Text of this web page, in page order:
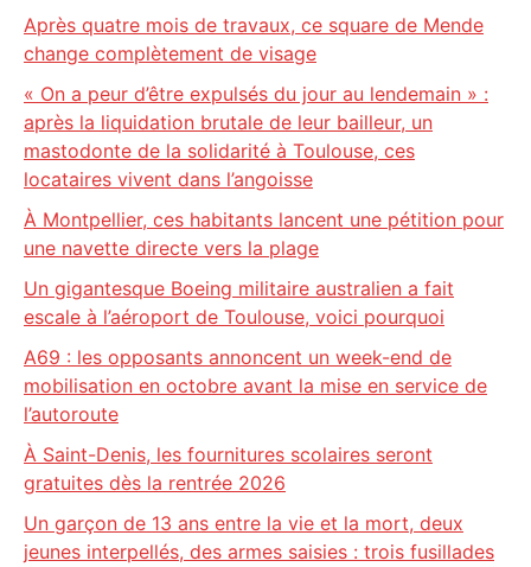
Après quatre mois de travaux, ce square de Mende
change complètement de visage
« On a peur d’être expulsés du jour au lendemain » :
après la liquidation brutale de leur bailleur, un
mastodonte de la solidarité à Toulouse, ces
locataires vivent dans l’angoisse
À Montpellier, ces habitants lancent une pétition pour
une navette directe vers la plage
Un gigantesque Boeing militaire australien a fait
escale à l’aéroport de Toulouse, voici pourquoi
A69 : les opposants annoncent un week-end de
mobilisation en octobre avant la mise en service de
l’autoroute
À Saint-Denis, les fournitures scolaires seront
gratuites dès la rentrée 2026
Un garçon de 13 ans entre la vie et la mort, deux
jeunes interpellés, des armes saisies : trois fusillades